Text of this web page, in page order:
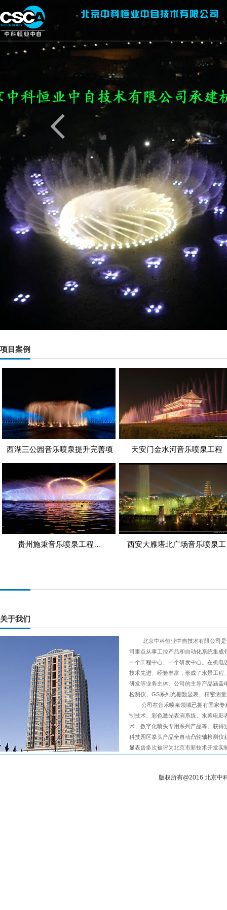
项目案例
西湖三公园音乐喷泉提升完善项 天安门金水河音乐喷泉工程
贵州施秉音乐喷泉工程… 西安大雁塔北广场音乐喷泉工
关于我们
北京中科恒业中自技术有限公司是
司重点从事工控产品和自动化系统集
一个工程中心、一个研发中心。在机
技术先进、经验丰富，形成了水景工
研发等业务主体。公司的主导产品涵
检测仪、GS系列光栅数显表、精密测
公司在音乐喷泉领域已拥有国家专
制技术、彩色激光表演系统、水幕电
术、数字化喷头专用系列产品等。获
科技园区拳头产品全自动凸轮轴检测
显表曾多次被评为北京市新技术开发实
版权所有@2016 北京中